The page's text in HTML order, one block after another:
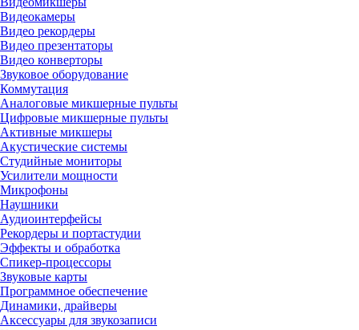
Видеокамеры
Видео рекордеры
Видео презентаторы
Видео конверторы
Звуковое оборудование
Коммутация
Аналоговые микшерные пульты
Цифровые микшерные пульты
Активные микшеры
Акустические системы
Студийные мониторы
Усилители мощности
Микрофоны
Наушники
Аудиоинтерфейсы
Рекордеры и портастудии
Эффекты и обработка
Спикер-процессоры
Звуковые карты
Программное обеспечение
Динамики, драйверы
Аксессуары для звукозаписи